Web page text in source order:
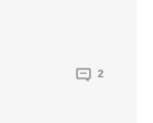
2